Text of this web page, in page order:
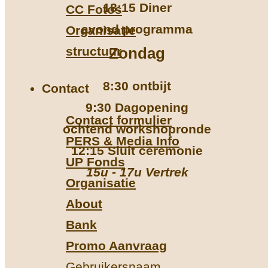
CC Fotos
Organisatie
structuur
Contact
Contact formulier
PERS & Media Info
UP Fonds
Organisatie
About
Bank
Promo Aanvraag
18:15 Diner
avond programma
Zondag
8:30 ontbijt
9:30 Dagopening
ochtend workshopronde
12:15 Sluit ceremonie
15u - 17u Vertrek